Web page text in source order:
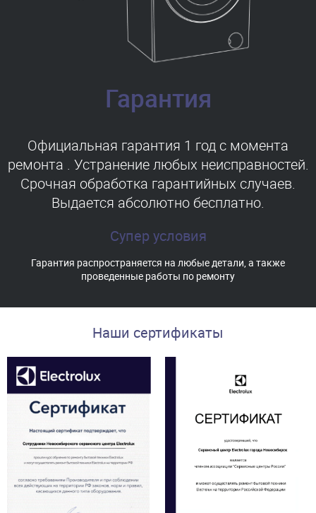
Гарантия
Официальная гарантия 1 год с момента
ремонта . Устранение любых неисправностей.
Срочная обработка гарантийных случаев.
Выдается абсолютно бесплатно.
Супер условия
Гарантия распространяется на любые детали, а также
проведенные работы по ремонту
Наши сертификаты